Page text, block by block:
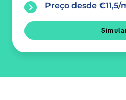
Preço desde €11,5/